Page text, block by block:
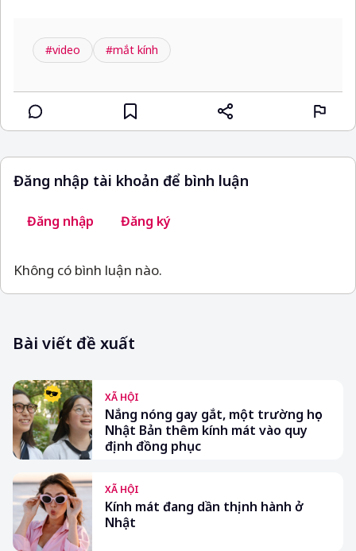
#video #mắt kính
Đăng nhập tài khoản để bình luận
Đăng nhập Đăng ký
Không có bình luận nào.
Bài viết đề xuất
XÃ HỘI
Nắng nóng gay gắt, một trường học
Nhật Bản thêm kính mát vào quy
định đồng phục
XÃ HỘI
Kính mát đang dần thịnh hành ở
Nhật